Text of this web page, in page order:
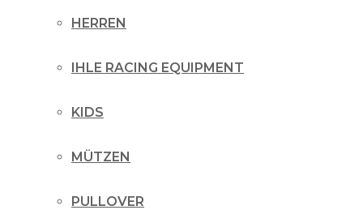
HERREN
IHLE RACING EQUIPMENT
KIDS
MÜTZEN
PULLOVER